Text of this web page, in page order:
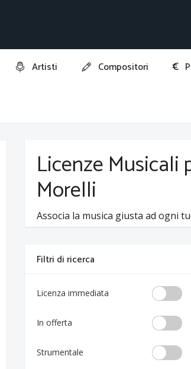
Artisti Compositori €
Licenze Musicali
Morelli
Associa la musica giusta ad ogni
Filtri di ricerca
Licenza immediata
In offerta
Strumentale